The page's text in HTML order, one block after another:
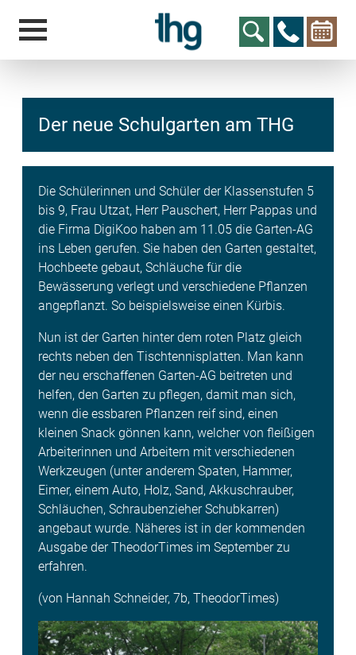
Der neue Schulgarten am THG
Die Schülerinnen und Schüler der Klassenstufen 5
bis 9, Frau Utzat, Herr Pauschert, Herr Pappas und
die Firma DigiKoo haben am 11.05 die Garten-AG
ins Leben gerufen. Sie haben den Garten gestaltet,
Hochbeete gebaut, Schläuche für die
Bewässerung verlegt und verschiedene Pflanzen
angepflanzt. So beispielsweise einen Kürbis.
Nun ist der Garten hinter dem roten Platz gleich
rechts neben den Tischtennisplatten. Man kann
der neu erschaffenen Garten-AG beitreten und
helfen, den Garten zu pflegen, damit man sich,
wenn die essbaren Pflanzen reif sind, einen
kleinen Snack gönnen kann, welcher von fleißigen
Arbeiterinnen und Arbeitern mit verschiedenen
Werkzeugen (unter anderem Spaten, Hammer,
Eimer, einem Auto, Holz, Sand, Akkuschrauber,
Schläuchen, Schraubenzieher Schubkarren)
angebaut wurde. Näheres ist in der kommenden
Ausgabe der TheodorTimes im September zu
erfahren.
(von Hannah Schneider, 7b, TheodorTimes)